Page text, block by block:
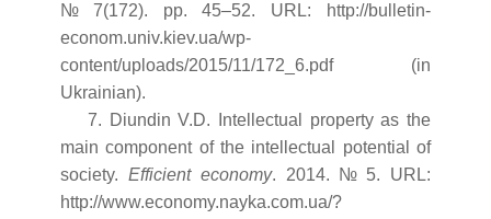
№ 7(172). pp. 45–52. URL: http://bulletin-
econom.univ.kiev.ua/wp-
content/uploads/2015/11/172_6.pdf (in
Ukrainian).
7. Diundin V.D. Intellectual property as the
main component of the intellectual potential of
society. Efficient economy. 2014. № 5. URL:
http://www.economy.nayka.com.ua/?